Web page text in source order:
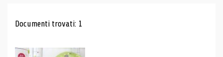
Risultati di ricerca
Documenti trovati: 1